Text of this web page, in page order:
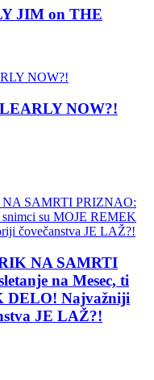
JIM on THE
NOW?!
NA SAMRTI
na Mesec, ti
DELO! Najvažniji
JE LAŽ?!